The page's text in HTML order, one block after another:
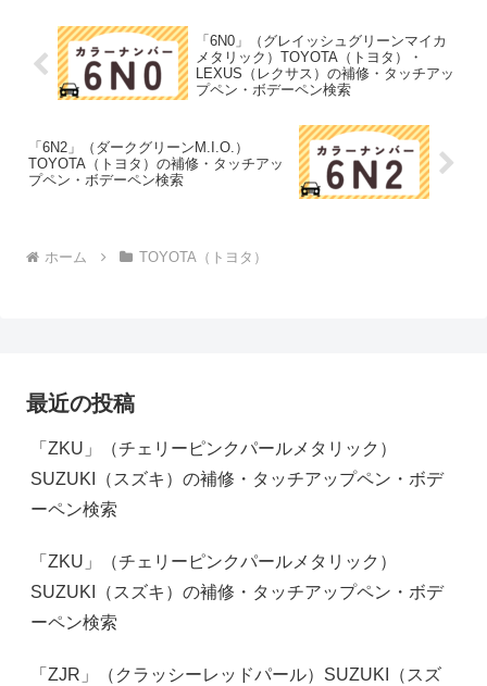
「6N0」（グレイッシュグリーンマイカ
メタリック）TOYOTA（トヨタ）・
LEXUS（レクサス）の補修・タッチアッ
プペン・ボデーペン検索
「6N2」（ダークグリーンM.I.O.）
TOYOTA（トヨタ）の補修・タッチアッ
プペン・ボデーペン検索
ホーム TOYOTA（トヨタ）
最近の投稿
「ZKU」（チェリーピンクパールメタリック）
SUZUKI（スズキ）の補修・タッチアップペン・ボデ
ーペン検索
「ZKU」（チェリーピンクパールメタリック）
SUZUKI（スズキ）の補修・タッチアップペン・ボデ
ーペン検索
「ZJR」（クラッシーレッドパール）SUZUKI（スズ